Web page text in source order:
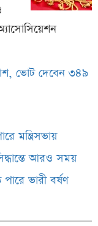
২০২৬
কোথা থেকে দেখা
ও Dimensity
পরীক্ষা
নতুন বিতর্ক
ভোট দেবেন ৩৪৯
মন্ত্রিসভায়
আরও সময়
ভারী বর্ষণ